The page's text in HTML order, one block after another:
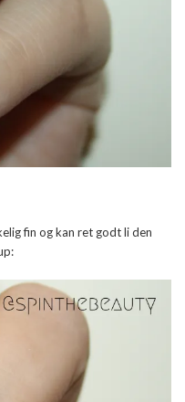
fin og kan ret godt li den